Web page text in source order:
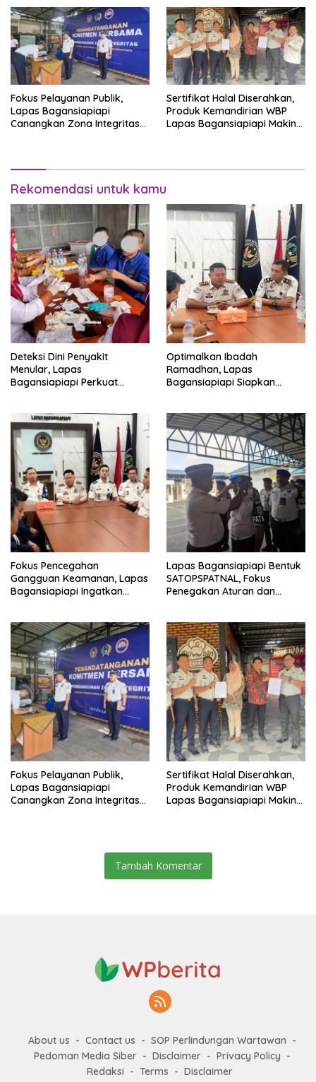
Fokus Pelayanan Publik,
Lapas Bagansiapiapi
Canangkan Zona Integritas
Sertifikat Halal Diserahkan,
Produk Kemandirian WBP
Lapas Bagansiapiapi Makin
Rekomendasi untuk kamu
Deteksi Dini Penyakit
Menular, Lapas
Bagansiapiapi Perkuat
Optimalkan Ibadah
Ramadhan, Lapas
Bagansiapiapi Siapkan
Fokus Pencegahan
Gangguan Keamanan, Lapas
Bagansiapiapi Ingatkan
Lapas Bagansiapiapi Bentuk
SATOPSPATNAL, Fokus
Penegakan Aturan dan
Fokus Pelayanan Publik,
Lapas Bagansiapiapi
Canangkan Zona Integritas
Sertifikat Halal Diserahkan,
Produk Kemandirian WBP
Lapas Bagansiapiapi Makin
Tambah Komentar
About us Contact us
SOP Perlindungan Wartawan
Pedoman Media Siber
Disclaimer
Privacy Policy
Redaksi
Terms Disclaimer